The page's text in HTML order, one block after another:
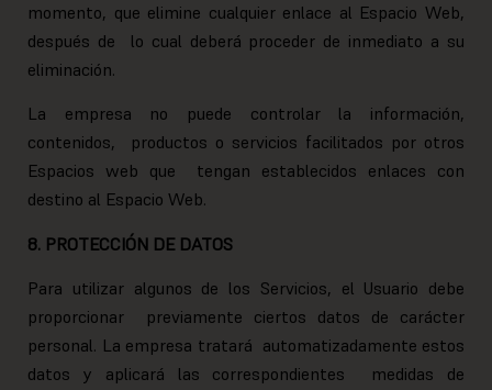
momento, que elimine cualquier enlace al Espacio Web,
después de lo cual deberá proceder de inmediato a su
eliminación.
La empresa no puede controlar la información,
contenidos, productos o servicios facilitados por otros
Espacios web que tengan establecidos enlaces con
destino al Espacio Web.
8. PROTECCIÓN DE DATOS
Para utilizar algunos de los Servicios, el Usuario debe
proporcionar previamente ciertos datos de carácter
personal. La empresa tratará automatizadamente estos
datos y aplicará las correspondientes medidas de